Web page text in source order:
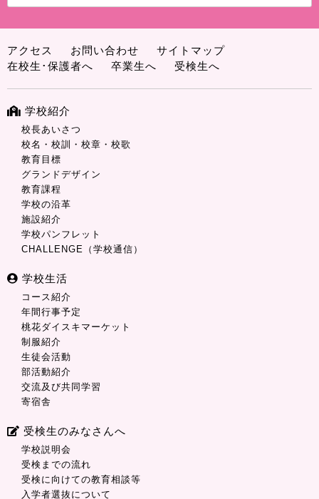
アクセス お問い合わせ
サイトマップ
在校生･保護者へ
卒業生へ 受検生へ
学校紹介
校長あいさつ
校名・校訓・校章・校歌
教育目標
グランドデザイン
教育課程
学校の沿革
施設紹介
学校パンフレット
CHALLENGE（学校通信）
学校生活
コース紹介
年間行事予定
桃花ダイスキマーケット
制服紹介
生徒会活動
部活動紹介
交流及び共同学習
寄宿舎
受検生のみなさんへ
学校説明会
受検までの流れ
受検に向けての教育相談等
入学者選抜について